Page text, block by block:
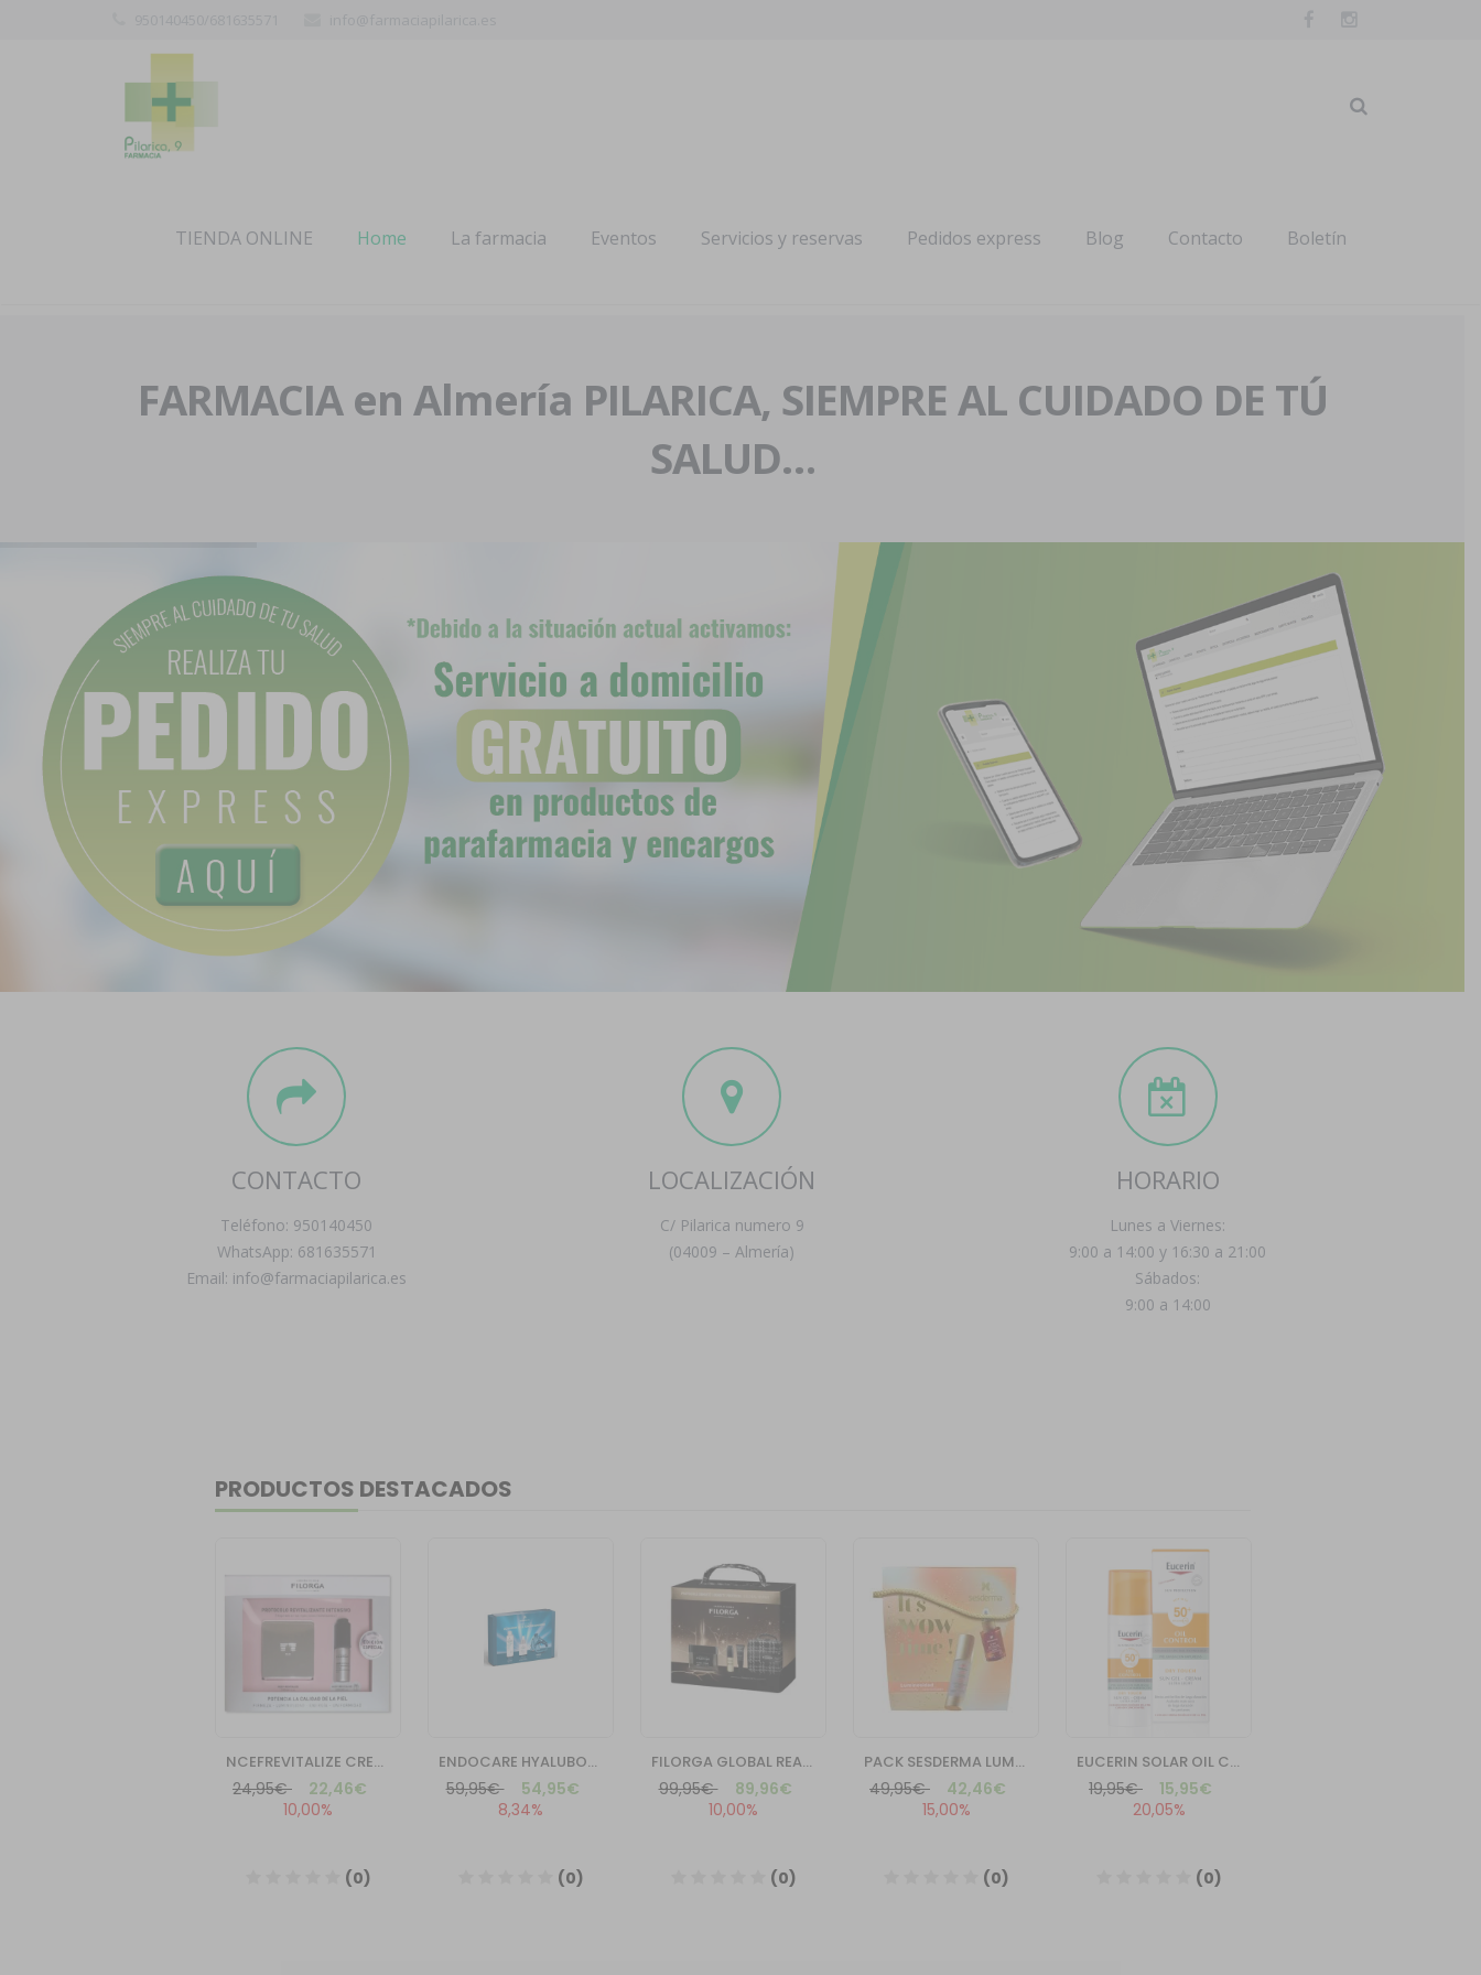
TIENDA ONLINE Home La farmacia Eventos Servicios y reservas Pedidos express Blog Contacto Boletín
FARMACIA en Almería PILARICA, SIEMPRE AL CUIDADO DE TÚ
SALUD…
CONTACTO
Teléfono: 950140450
WhatsApp: 681635571
Email: info@farmaciapilarica.es
LOCALIZACIÓN
C/ Pilarica numero 9
(04009 – Almería)
HORARIO
Lunes a Viernes:
9:00 a 14:00 y 16:30 a 21:00
Sábados:
9:00 a 14:00